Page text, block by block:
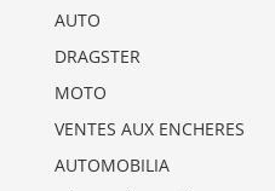
AUTO
DRAGSTER
MOTO
VENTES AUX ENCHERES
AUTOMOBILIA